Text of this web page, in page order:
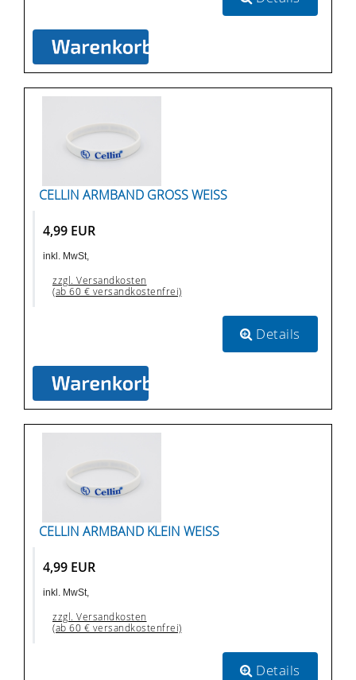
CELLIN ARMBAND GROSS WEISS
4,99 EUR
inkl. MwSt,
zzgl. Versandkosten
(ab 60 € versandkostenfrei)
Details
CELLIN ARMBAND KLEIN WEISS
4,99 EUR
inkl. MwSt,
zzgl. Versandkosten
(ab 60 € versandkostenfrei)
Details